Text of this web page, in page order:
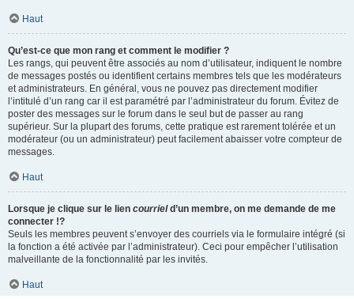
Haut
Qu’est-ce que mon rang et comment le modifier ?
Les rangs, qui peuvent être associés au nom d’utilisateur, indiquent le nombre
de messages postés ou identifient certains membres tels que les modérateurs
et administrateurs. En général, vous ne pouvez pas directement modifier
l’intitulé d’un rang car il est paramétré par l’administrateur du forum. Évitez de
poster des messages sur le forum dans le seul but de passer au rang
supérieur. Sur la plupart des forums, cette pratique est rarement tolérée et un
modérateur (ou un administrateur) peut facilement abaisser votre compteur de
messages.
Haut
Lorsque je clique sur le lien courrield’un membre, on me demande de me
connecter !?
Seuls les membres peuvent s’envoyer des courriels via le formulaire intégré (si
la fonction a été activée par l’administrateur). Ceci pour empêcher l’utilisation
malveillante de la fonctionnalité par les invités.
Haut